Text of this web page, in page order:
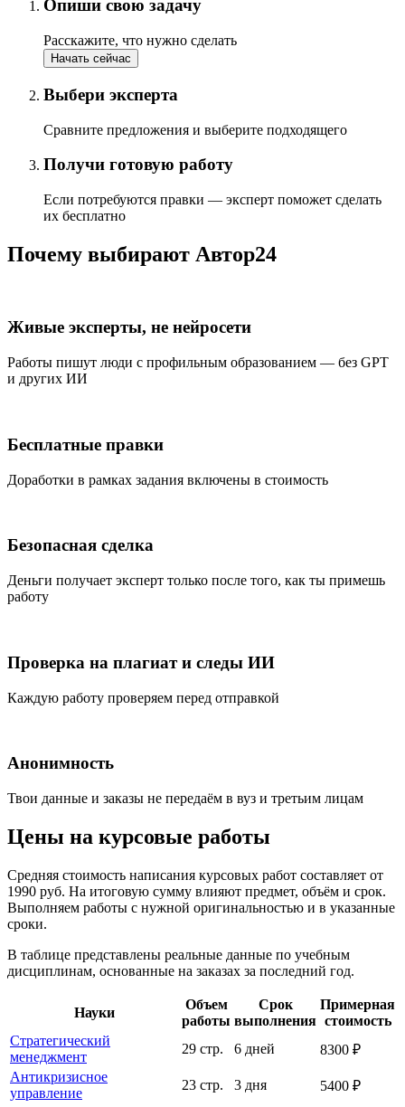
Опиши свою задачу
Расскажите, что нужно сделать
Начать сейчас
Выбери эксперта
Сравните предложения и выберите подходящего
Получи готовую работу
Если потребуются правки — эксперт поможет сделать
их бесплатно
Почему выбирают Автор24
Живые эксперты, не нейросети
Работы пишут люди с профильным образованием — без GPT
и других ИИ
Бесплатные правки
Доработки в рамках задания включены в стоимость
Безопасная сделка
Деньги получает эксперт только после того, как ты примешь
работу
Проверка на плагиат и следы ИИ
Каждую работу проверяем перед отправкой
Анонимность
Твои данные и заказы не передаём в вуз и третьим лицам
Цены на курсовые работы
Средняя стоимость написания курсовых работ составляет от
1990 руб. На итоговую сумму влияют предмет, объём и срок.
Выполняем работы с нужной оригинальностью и в указанные
сроки.
В таблице представлены реальные данные по учебным
дисциплинам, основанные на заказах за последний год.
Науки
Объем
работы
Срок
выполнения
Примерная
стоимость
Стратегический
менеджмент
29 стр. 6 дней
8300 ₽
Антикризисное
управление
23 стр. 3 дня
5400 ₽